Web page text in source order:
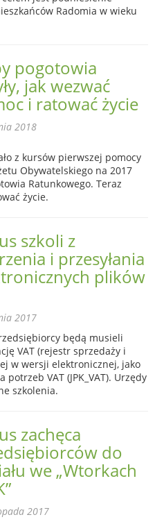
Radomia w wieku
pogotowia
jak wezwać
i ratować życie
2018
z kursów pierwszej pomocy
Obywatelskiego na 2017
Ratunkowego. Teraz
życie.
szkoli z
i przesyłania
plików
2017
będą musieli
VAT (rejestr sprzedaży i
w wersji elektronicznej, jako
VAT (JPK_VAT). Urzędy
szkolenia.
zachęca
do
we „Wtorkach
2017